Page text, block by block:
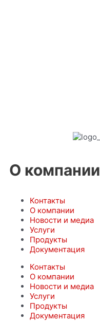
О компании
Контакты
О компании
Новости и медиа
Услуги
Продукты
Документация
Контакты
О компании
Новости и медиа
Услуги
Продукты
Документация